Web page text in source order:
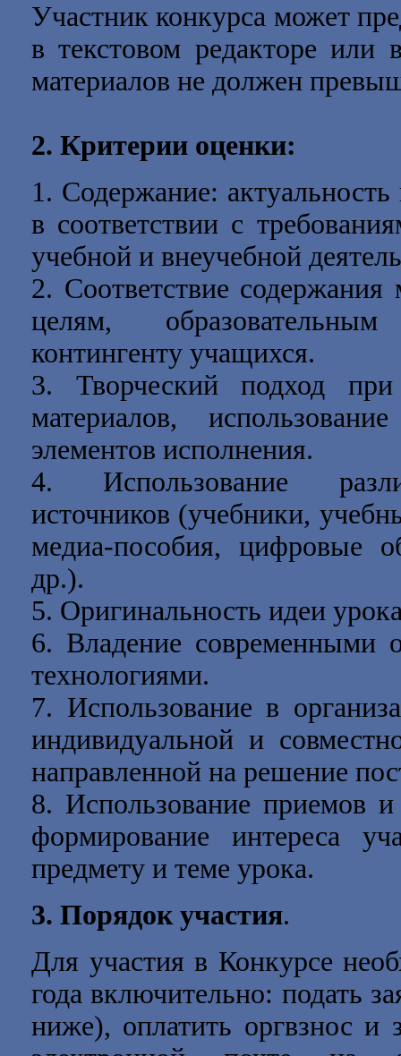
Участник конкурса может
в текстовом редакторе или
материалов не должен
2. Критерии оценки:
1. Содержание:
в соответствии с
учебной и внеучебной
2. Соответствие содержания
целям,
контингенту учащихся.
3. Творческий подход
материалов,
элементов исполнения.
4. Использование
источников (учебники,
медиа-пособия, цифровые
др.).
5. Оригинальность идеи
6. Владение
технологиями.
7. Использование в
индивидуальной и
направленной на решение
8. Использование приемов
формирование интереса
предмету и теме урока.
3. Порядок участия.
Для участия в Конкурсе
года включительно: подать
ниже), оплатить оргвзнос и